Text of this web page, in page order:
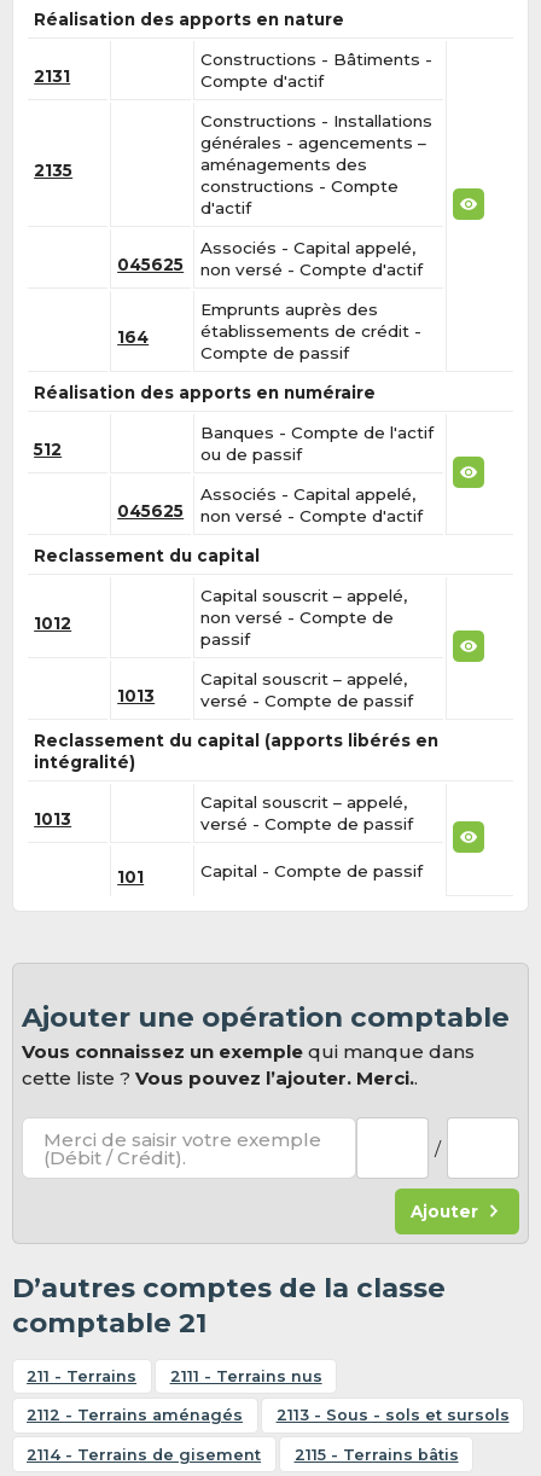
Réalisation des apports en nature
2131
Constructions - Bâtiments -
Compte d'actif
2135
Constructions - Installations
générales - agencements –
aménagements des
constructions - Compte
d'actif
045625
Associés - Capital appelé,
non versé - Compte d'actif
164
Emprunts auprès des
établissements de crédit -
Compte de passif
Réalisation des apports en numéraire
512
Banques - Compte de l'actif
ou de passif
045625
Associés - Capital appelé,
non versé - Compte d'actif
Reclassement du capital
1012
Capital souscrit – appelé,
non versé - Compte de
passif
1013
Capital souscrit – appelé,
versé - Compte de passif
Reclassement du capital (apports libérés en
intégralité)
1013
Capital souscrit – appelé,
versé - Compte de passif
101 Capital - Compte de passif
Ajouter une opération comptable
Vous connaissez un exemple qui manque dans
cette liste ?Vous pouvez l’ajouter. Merci..
Merci de saisir votre exemple
(Débit / Crédit). /
Ajouter
D’autres comptes de la classe
comptable 21
211 - Terrains 2111 - Terrains nus
2112 - Terrains aménagés 2113 - Sous - sols et sursols
2114 - Terrains de gisement 2115 - Terrains bâtis